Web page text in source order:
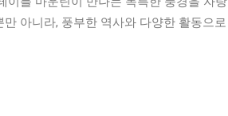
아니라, 풍부한 역사와 다양한 활동으로